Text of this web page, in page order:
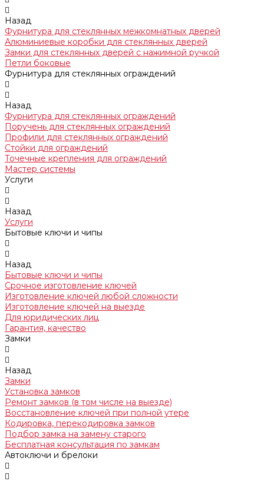
Назад
Фурнитура для стеклянных межкомнатных дверей
Алюминиевые коробки для стеклянных дверей
Замки для стеклянных дверей с нажимной ручкой
Петли боковые
Фурнитура для стеклянных ограждений
Назад
Фурнитура для стеклянных ограждений
Поручень для стеклянных ограждений
Профили для стеклянных ограждений
Стойки для ограждений
Точечные крепления для ограждений
Мастер системы
Услуги
Назад
Услуги
Бытовые ключи и чипы
Назад
Бытовые ключи и чипы
Срочное изготовление ключей
Изготовление ключей любой сложности
Изготовление ключей на выезде
Для юридических лиц
Гарантия, качество
Замки
Назад
Замки
Установка замков
Ремонт замков (в том числе на выезде)
Восстановление ключей при полной утере
Кодировка, перекодировка замков
Подбор замка на замену старого
Бесплатная консультация по замкам
Автоключи и брелоки